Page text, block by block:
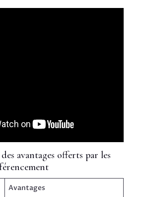
avantages offerts par les
Avantages